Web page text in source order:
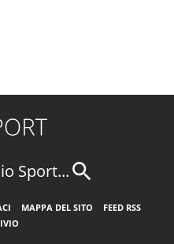
Sport...
MAPPA DEL SITO
FEED RSS